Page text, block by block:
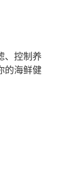
、控制养
的海鲜健